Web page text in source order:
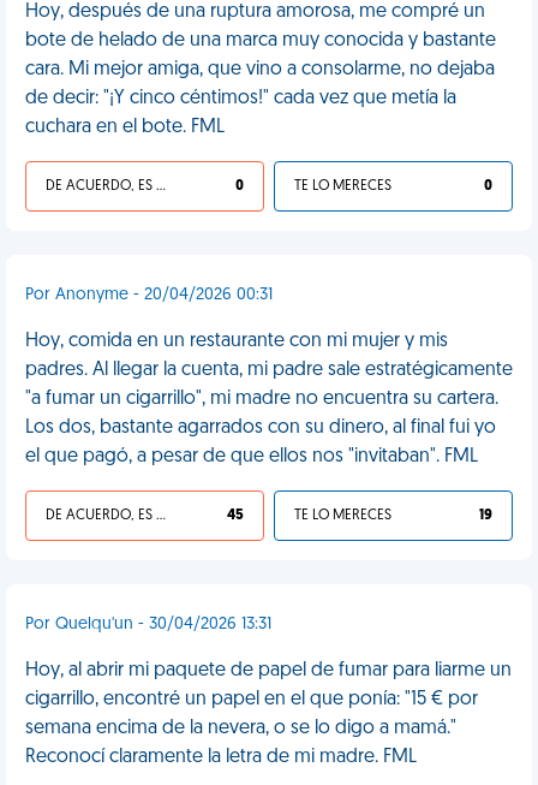
Hoy, después de una ruptura amorosa, me compré un
bote de helado de una marca muy conocida y bastante
cara. Mi mejor amiga, que vino a consolarme, no dejaba
de decir: "¡Y cinco céntimos!" cada vez que metía la
cuchara en el bote. FML
DE ACUERDO, ES UNA VIDA HP 0 TE LO MERECES 0
Por Anonyme - 20/04/2026 00:31
Hoy, comida en un restaurante con mi mujer y mis
padres. Al llegar la cuenta, mi padre sale estratégicamente
"a fumar un cigarrillo", mi madre no encuentra su cartera.
Los dos, bastante agarrados con su dinero, al final fui yo
el que pagó, a pesar de que ellos nos "invitaban". FML
DE ACUERDO, ES UNA VIDA HP 45 TE LO MERECES 19
Por Quelqu'un - 30/04/2026 13:31
Hoy, al abrir mi paquete de papel de fumar para liarme un
cigarrillo, encontré un papel en el que ponía: "15 € por
semana encima de la nevera, o se lo digo a mamá."
Reconocí claramente la letra de mi madre. FML